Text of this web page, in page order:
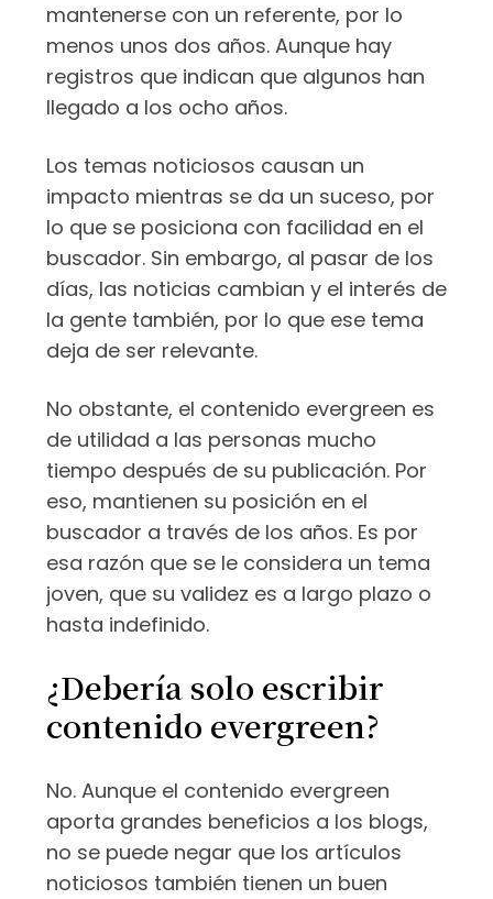
mantenerse con un referente, por lo
menos unos dos años. Aunque hay
registros que indican que algunos han
llegado a los ocho años.
Los temas noticiosos causan un
impacto mientras se da un suceso, por
lo que se posiciona con facilidad en el
buscador. Sin embargo, al pasar de los
días, las noticias cambian y el interés de
la gente también, por lo que ese tema
deja de ser relevante.
No obstante, el contenido evergreen es
de utilidad a las personas mucho
tiempo después de su publicación. Por
eso, mantienen su posición en el
buscador a través de los años. Es por
esa razón que se le considera un tema
joven, que su validez es a largo plazo o
hasta indefinido.
¿Debería solo escribir
contenido evergreen?
No. Aunque el contenido evergreen
aporta grandes beneficios a los blogs,
no se puede negar que los artículos
noticiosos también tienen un buen